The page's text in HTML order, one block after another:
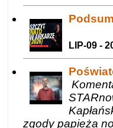
LIP-09 -
zgody papieża